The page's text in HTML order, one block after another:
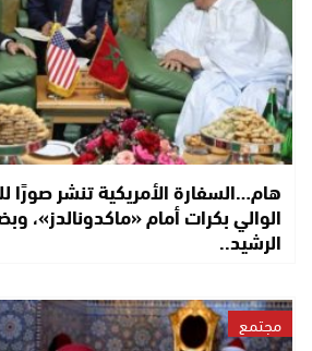
هام…السفارة الأمريكية تنشر صورًا
الوالي بكرات أمام «ماكدونالدز»،
الرشيد..
مجتمع